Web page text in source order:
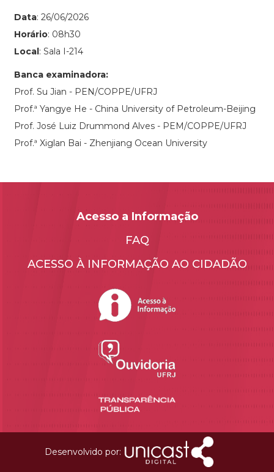
Data: 26/06/2026
Horário: 08h30
Local: Sala I-214
Banca examinadora:
Prof. Su Jian - PEN/COPPE/UFRJ
Prof.ª Yangye He - China University of Petroleum-Beijing
Prof. José Luiz Drummond Alves - PEM/COPPE/UFRJ
Prof.ª Xiglan Bai - Zhenjiang Ocean University
Acesso a Informação
FAQ
ACESSO À INFORMAÇÃO AO CIDADÃO
Desenvolvido por: